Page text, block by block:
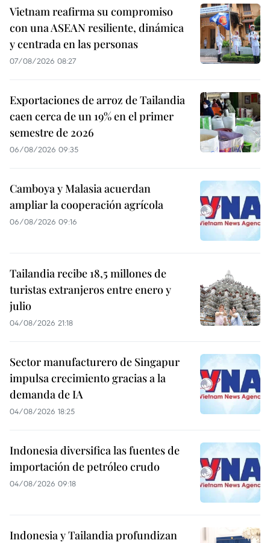
Vietnam reafirma su compromiso
con una ASEAN resiliente, dinámica
y centrada en las personas
07/08/2026 08:27
Exportaciones de arroz de Tailandia
caen cerca de un 19% en el primer
semestre de 2026
06/08/2026 09:35
Camboya y Malasia acuerdan
ampliar la cooperación agrícola
06/08/2026 09:16
Tailandia recibe 18,5 millones de
turistas extranjeros entre enero y
julio
04/08/2026 21:18
Sector manufacturero de Singapur
impulsa crecimiento gracias a la
demanda de IA
04/08/2026 18:25
Indonesia diversifica las fuentes de
importación de petróleo crudo
04/08/2026 09:18
Indonesia y Tailandia profundizan